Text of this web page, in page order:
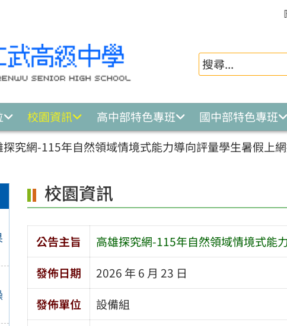
校園資訊 高中部特色專班
國中部特色專班
探究網-115年自然領域情境式能力導向評量學生暑假上
校園資訊
公告主旨
高雄探究網-115年自然領域情境式能
發佈日期
2026 年 6 月 23 日
發佈單位
設備組